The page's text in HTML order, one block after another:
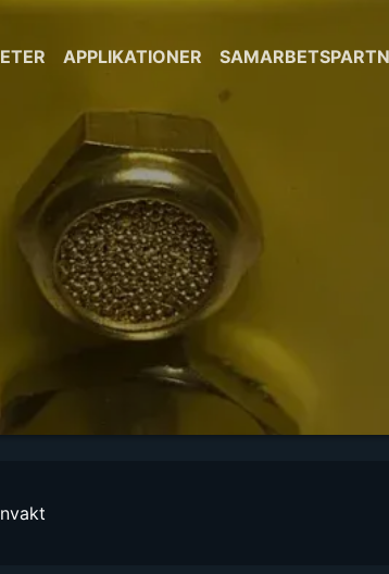
APPLIKATIONER